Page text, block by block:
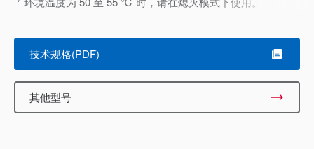
技术规格(PDF)
其他型号